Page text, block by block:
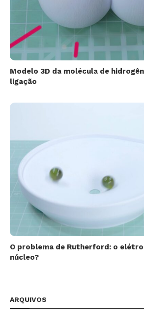
Modelo 3D da molécula de
ligação
O problema de Rutherford: o
núcleo?
ARQUIVOS